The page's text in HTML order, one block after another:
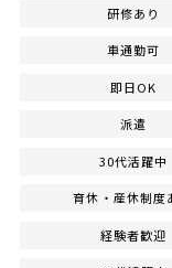
研修あり
車通勤可
即日OK
派遣
30代活躍中
育休・産休制度
経験者歓迎